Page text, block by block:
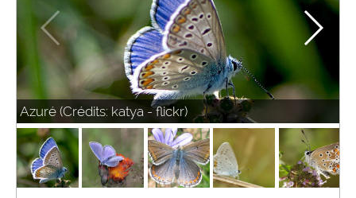
Azuré (Crédits: katya - flickr)